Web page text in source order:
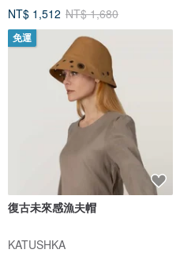
NT$ 1,512 NT$ 1,680
免運
復古未來感漁夫帽
KATUSHKA